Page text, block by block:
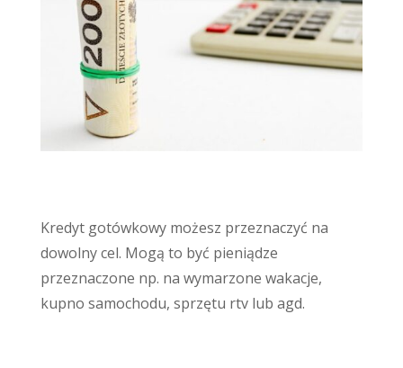
Kredyt gotówkowy możesz przeznaczyć na
dowolny cel. Mogą to być pieniądze
przeznaczone np. na wymarzone wakacje,
kupno samochodu, sprzętu rtv lub agd.